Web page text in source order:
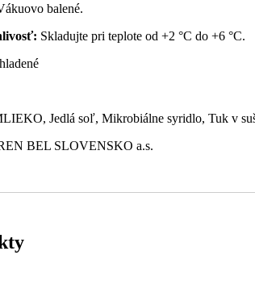
balené.
Skladujte pri teplote od +2 °C do +6 °C.
Jedlá soľ, Mikrobiálne syridlo, Tuk v
BEL SLOVENSKO a.s.